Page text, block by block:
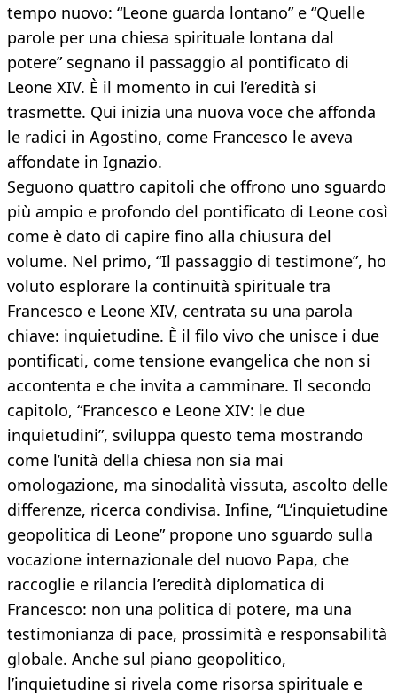
tempo nuovo: “Leone guarda lontano” e “Quelle
parole per una chiesa spirituale lontana dal
potere” segnano il passaggio al pontificato di
Leone XIV. È il momento in cui l’eredità si
trasmette. Qui inizia una nuova voce che affonda
le radici in Agostino, come Francesco le aveva
affondate in Ignazio.
Seguono quattro capitoli che offrono uno sguardo
più ampio e profondo del pontificato di Leone così
come è dato di capire fino alla chiusura del
volume. Nel primo, “Il passaggio di testimone”, ho
voluto esplorare la continuità spirituale tra
Francesco e Leone XIV, centrata su una parola
chiave: inquietudine. È il filo vivo che unisce i due
pontificati, come tensione evangelica che non si
accontenta e che invita a camminare. Il secondo
capitolo, “Francesco e Leone XIV: le due
inquietudini”, sviluppa questo tema mostrando
come l’unità della chiesa non sia mai
omologazione, ma sinodalità vissuta, ascolto delle
differenze, ricerca condivisa. Infine, “L’inquietudine
geopolitica di Leone” propone uno sguardo sulla
vocazione internazionale del nuovo Papa, che
raccoglie e rilancia l’eredità diplomatica di
Francesco: non una politica di potere, ma una
testimonianza di pace, prossimità e responsabilità
globale. Anche sul piano geopolitico,
l’inquietudine si rivela come risorsa spirituale e